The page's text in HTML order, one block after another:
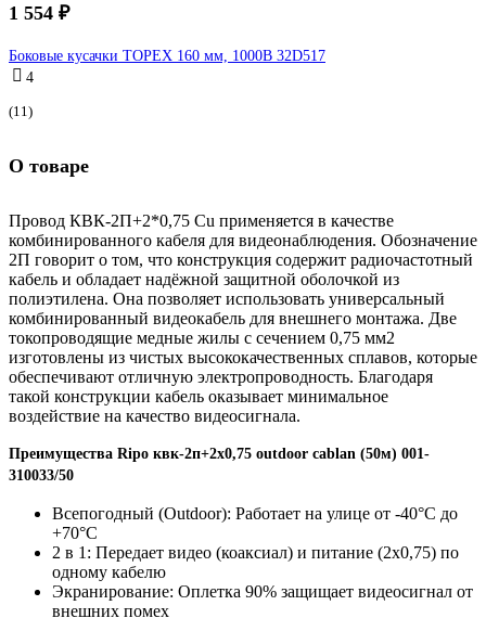
1 554 ₽
Боковые кусачки TOPEX 160 мм, 1000В 32D517
4
(11)
О товаре
Провод КВК-2П+2*0,75 Cu применяется в качестве
комбинированного кабеля для видеонаблюдения. Обозначение
2П говорит о том, что конструкция содержит радиочастотный
кабель и обладает надёжной защитной оболочкой из
полиэтилена. Она позволяет использовать универсальный
комбинированный видеокабель для внешнего монтажа. Две
токопроводящие медные жилы с сечением 0,75 мм2
изготовлены из чистых высококачественных сплавов, которые
обеспечивают отличную электропроводность. Благодаря
такой конструкции кабель оказывает минимальное
воздействие на качество видеосигнала.
Преимущества Ripo квк-2п+2x0,75 outdoor cablan (50м) 001-
310033/50
Всепогодный (Outdoor): Работает на улице от -40°C до
+70°C
2 в 1: Передает видео (коаксиал) и питание (2x0,75) по
одному кабелю
Экранирование: Оплетка 90% защищает видеосигнал от
внешних помех